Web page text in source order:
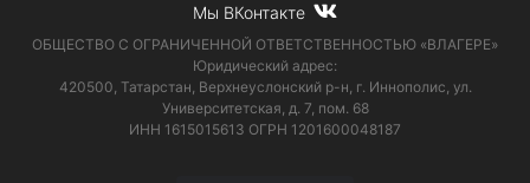
Мы ВКонтакте
ОБЩЕСТВО С ОГРАНИЧЕННОЙ ОТВЕТСТВЕННОСТЬЮ «ВЛАГЕРЕ»
Юридический адрес:
420500, Татарстан, Верхнеуслонский р-н, г. Иннополис, ул.
Университетская, д. 7, пом. 68
ИНН 1615015613 ОГРН 1201600048187